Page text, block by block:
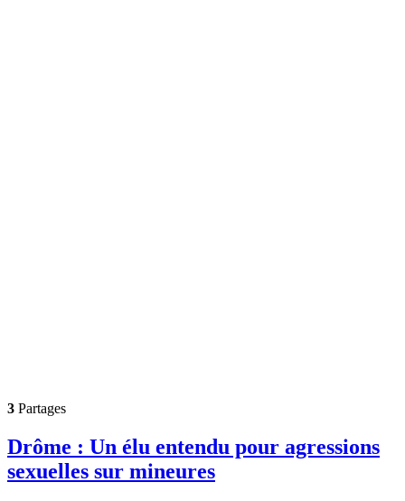
3 Partages
Drôme : Un élu entendu pour agressions
sexuelles sur mineures